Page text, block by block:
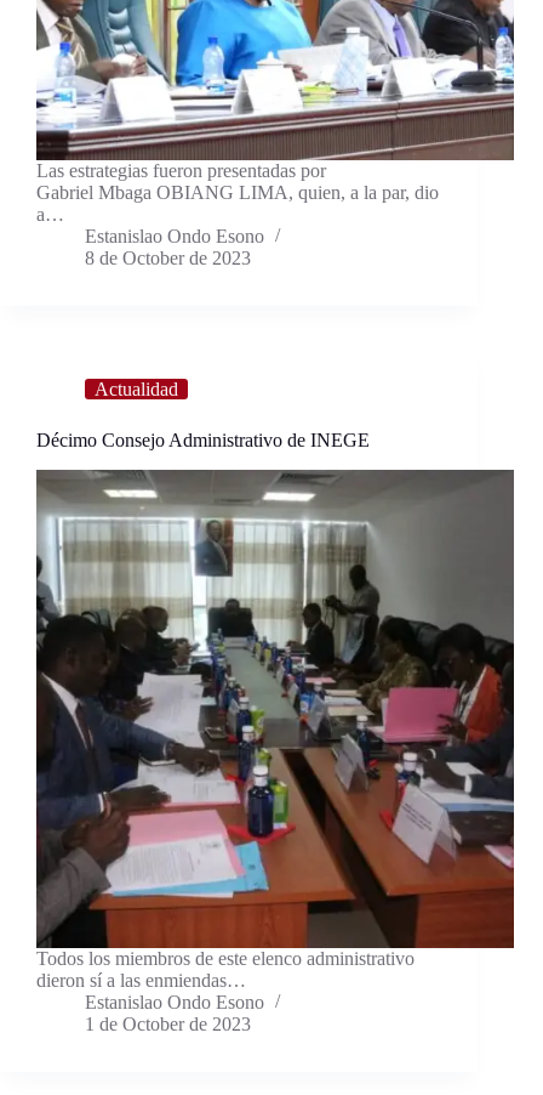
Las estrategias fueron presentadas por
Gabriel Mbaga OBIANG LIMA, quien, a la par, dio
a…
Estanislao Ondo Esono
8 de October de 2023
Actualidad
Décimo Consejo Administrativo de INEGE
Todos los miembros de este elenco administrativo
dieron sí a las enmiendas…
Estanislao Ondo Esono
1 de October de 2023